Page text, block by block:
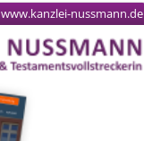
www.kanzlei-nussmann.de